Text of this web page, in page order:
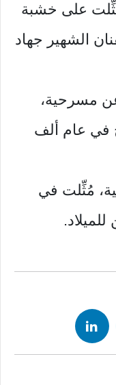
على خشبة
الشهير جهاد
مسرحية،
في عام ألف
مُثِّلت في